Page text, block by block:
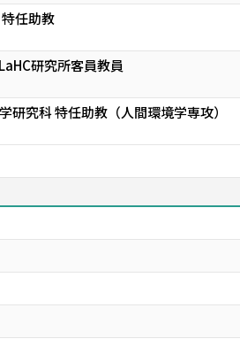
任助教
研究所客員教員
研究科 特任助教（人間環境学専攻）